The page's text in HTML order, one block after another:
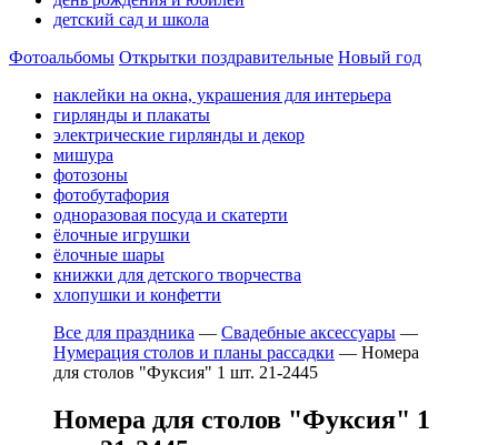
детский сад и школа
Фотоальбомы Открытки поздравительные Новый год
наклейки на окна, украшения для интерьера
гирлянды и плакаты
электрические гирлянды и декор
мишура
фотозоны
фотобутафория
одноразовая посуда и скатерти
ёлочные игрушки
ёлочные шары
книжки для детского творчества
хлопушки и конфетти
Все для праздника — Свадебные аксессуары —
Нумерация столов и планы рассадки — Номера
для столов "Фуксия" 1 шт. 21-2445
Номера для столов "Фуксия" 1